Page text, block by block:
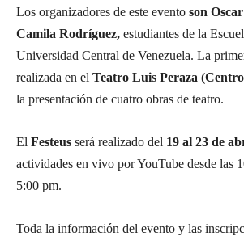
Los organizadores de este evento son
Camila Rodríguez, estudiantes de la
Universidad Central de Venezuela. La
realizada en el Teatro Luis Peraza
la presentación de cuatro obras de teatro.
El Festeus será realizado del 19 al 23 de
actividades en vivo por YouTube desde las
5:00 pm.
Toda la información del evento y las